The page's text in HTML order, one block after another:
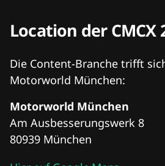
Location der CMCX
Die Content-Branche trifft
Motorworld München:
Motorworld München
Am Ausbesserungswerk 8
80939 München